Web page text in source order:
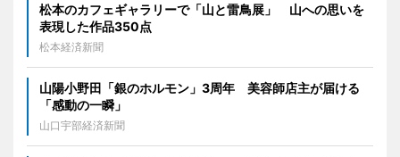
松本のカフェギャラリーで「山と雷鳥展」 山への思いを
表現した作品350点
松本経済新聞
山陽小野田「銀のホルモン」3周年 美容師店主が届ける
「感動の一瞬」
山口宇部経済新聞